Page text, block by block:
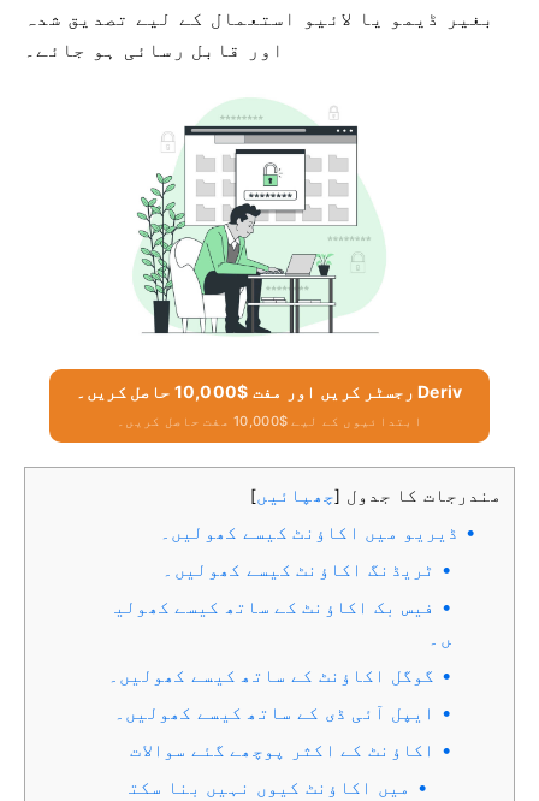
بغیر ڈیمو یا لائیو استعمال کے لیے تصدیق شدہ
اور قابل رسائی ہو جائے۔
Deriv رجسٹر کریں اور مفت $10,000 حاصل کریں۔
ابتدائیوں کے لیے $10,000 مفت حاصل کریں۔
مندرجات کا جدول [چھپائیں]
ڈیریو میں اکاؤنٹ کیسے کھولیں۔
ٹریڈنگ اکاؤنٹ کیسے کھولیں۔
فیس بک اکاؤنٹ کے ساتھ کیسے کھولی
ں۔
گوگل اکاؤنٹ کے ساتھ کیسے کھولیں۔
ایپل آئی ڈی کے ساتھ کیسے کھولیں۔
اکاؤنٹ کے اکثر پوچھے گئے سوالات
میں اکاؤنٹ کیوں نہیں بنا سکت